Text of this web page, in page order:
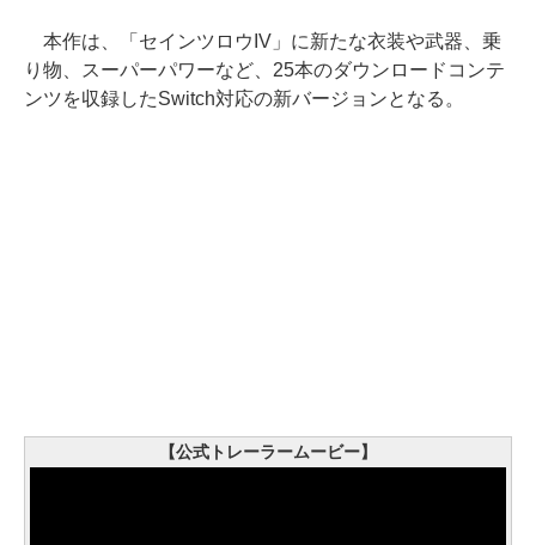
本作は、「セインツロウIV」に新たな衣装や武器、乗
り物、スーパーパワーなど、25本のダウンロードコンテ
ンツを収録したSwitch対応の新バージョンとなる。
【公式トレーラームービー】